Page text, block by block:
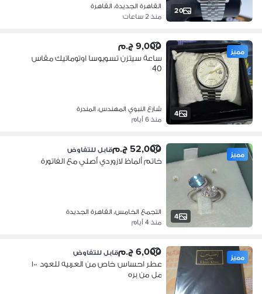
20
القاهرة الجديدة، القاهرة
منذ 2 ساعات
4
مميز 9,000 ج.م
ساعة سيتزن تسويوسا اوتوماتيك مقاس
40
شارع النبوي المهندس، المندرة
منذ 6 أيام
4
مميز 52,000 ج.م قابل للتفاوض
خاتم ألماظ لازوردي أصلي مع الفاتورة
التجمع الخامس، القاهرة الجديدة
منذ 4 أيام
مميز 6,000 ج.م قابل للتفاوض
عطر احساس خاص من العربيه للعود ١٠٠
مل من بره